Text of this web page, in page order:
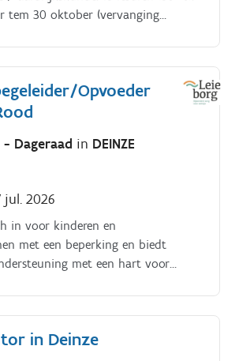
tem 30 oktober (vervanging
Opvoeder
Dageraad in DEINZE
jul. 2026
in voor kinderen en
met een beperking en biedt
met een hart voor
jou betekenen?” gaan we samen op
is een groep voor mobiele
met een matig/ernstig
in Deinze